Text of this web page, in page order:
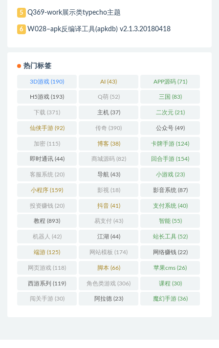
5 Q369-work展示类typecho主题
6 W028–apk反编译工具(apkdb) v2.1.3.20180418
热门标签
3D游戏 (190) AI (43) APP源码(71)
H5游戏 (193) Q萌 (52) 三国 (83)
下载 (371) 主机(37) 二次元(21)
仙侠手游(92) 传奇 (390) 公众号(49)
加密 (115) 博客(38) 卡牌手游 (124)
即时通讯(44) 商城源码(82) 回合手游 (154)
客服系统 (20) 导航(43) 小游戏(23)
小程序 (159) 影视(18) 影音系统 (87)
投资赚钱 (20) 抖音(41) 支付系统 (40)
教程 (893) 易支付(43) 智能(55)
机器人 (42) 江湖 (44) 站长工具(52)
端游 (125) 网站模板 (174) 网络赚钱(22)
网页游戏 (118) 脚本(66) 苹果cms (26)
西游系列 (119) 角色类游戏 (306) 课程 (30)
闯关手游(30) 阿拉德(23) 魔幻手游(36)